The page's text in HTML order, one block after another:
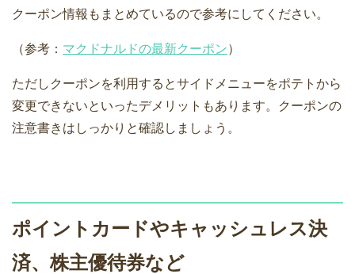
クーポン情報もまとめているので参考にしてください。
（参考： マクドナルドの最新クーポン）
ただしクーポンを利用するとサイドメニューをポテトから
変更できないといったデメリットもあります。クーポンの
注意書きはしっかりと確認しましょう。
ポイントカードやキャッシュレス決
済、株主優待券など